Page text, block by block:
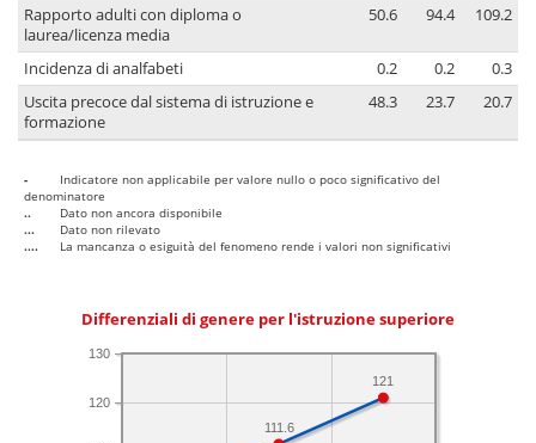
Rapporto adulti con diploma o
laurea/licenza media
50.6 94.4 109.2
Incidenza di analfabeti 0.2 0.2
0.3
Uscita precoce dal sistema di istruzione e
formazione
48.3 23.7 20.7
-
Indicatore non applicabile per valore nullo o poco significativo del
denominatore
..
Dato non ancora disponibile
...
Dato non rilevato
....
La mancanza o esiguità del fenomeno rende i valori non significativi
Differenziali di genere per l'istruzione superiore
120
130
121
111.6